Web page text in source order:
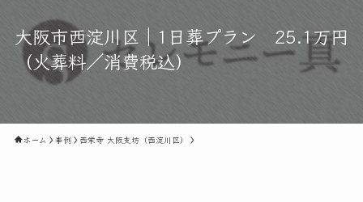
大阪市西淀川区｜1日葬プラン 25.1万円
（火葬料／消費税込）
ホーム 事例 西栄寺 大阪支坊（西淀川区）